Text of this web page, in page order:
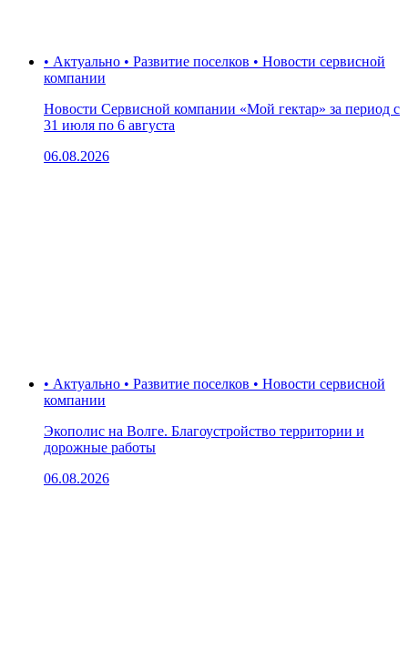
• Актуально • Развитие поселков • Новости сервисной
компании
Новости Сервисной компании «Мой гектар» за период с
31 июля по 6 августа
06.08.2026
• Актуально • Развитие поселков • Новости сервисной
компании
Экополис на Волге. Благоустройство территории и
дорожные работы
06.08.2026